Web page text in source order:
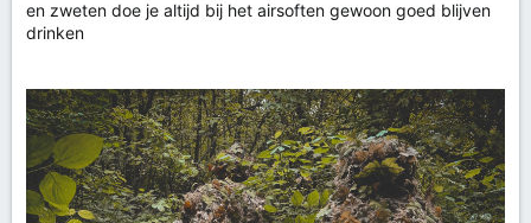
en zweten doe je altijd bij het airsoften gewoon goed blijven
drinken